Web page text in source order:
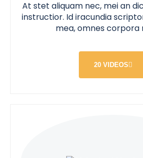
At stet aliquam nec, mei an
instructior. Id iracundia
mea, omnes corpora
20 VIDEOS